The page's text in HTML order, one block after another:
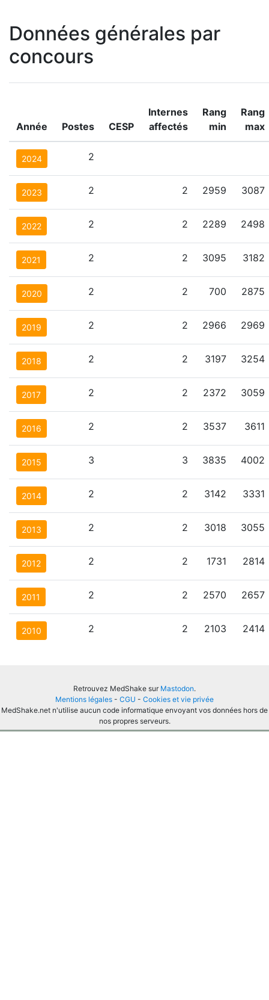
Données générales par
concours
Année Postes CESP
Internes
affectés
Rang
min
Rang
max
2024 2
2023 2 2 2959 3087
2022 2 2 2289 2498
2021 2 2 3095 3182
2020 2 2 700 2875
2019 2 2 2966 2969
2018 2 2 3197 3254
2017 2 2 2372 3059
2016 2 2 3537 3611
2015 3 3 3835 4002
2014 2 2 3142 3331
2013 2 2 3018 3055
2012 2 2 1731 2814
2011 2 2 2570 2657
2010 2 2 2103 2414
Retrouvez MedShake sur Mastodon.
Mentions légales - CGU - Cookies et vie privée
MedShake.net n'utilise aucun code informatique envoyant vos données hors de
nos propres serveurs.